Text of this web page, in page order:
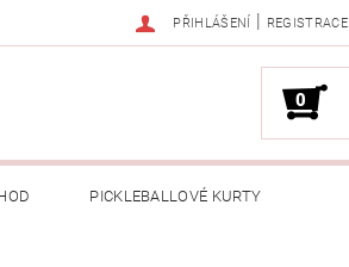
PŘIHLÁŠENÍ | REGISTRACE
0
PICKLEBALLOVÉ KURTY